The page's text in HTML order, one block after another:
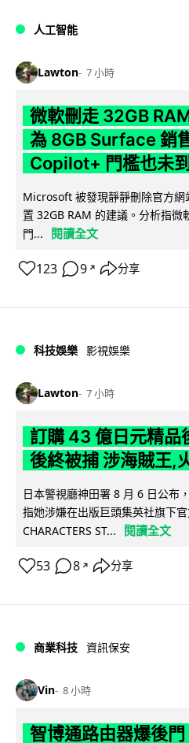
人工智能
Lawton 7 小時
微軟刪走 32GB
為 8GB Surface 銷
Copilot+ 門檻也未到
Microsoft 被發現靜靜刪除官方網
置 32GB RAM 的建議。分析指微
門...
閱讀全文
123 9 ↗ 分享
科技娛樂 影視娛樂
Lawton 7 小時
訂購 43 億日元精品
後終被捕 涉海賊王,
日本警視廳神田署 8 月 6 日公布
指她涉嫌在出版巨頭集英社旗下
CHARACTERS ST...
閱讀全文
53 8 ↗ 分享
商業科技 資訊保安
Vin 8 小時
智博通路由器爆後